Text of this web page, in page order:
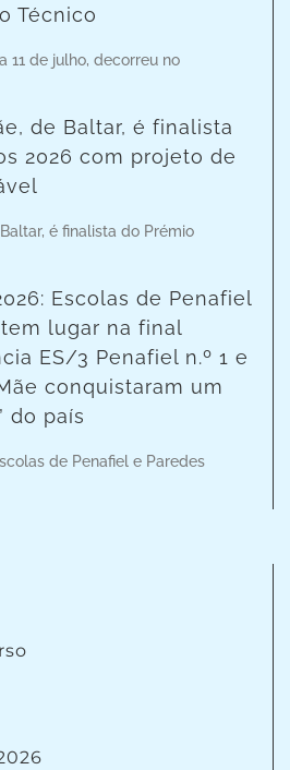
Técnico
11 de julho, decorreu no
de Baltar, é finalista
2026 com projeto de
é finalista do Prémio
Escolas de Penafiel
lugar na final
ES/3 Penafiel n.º 1 e
conquistaram um
do país
de Penafiel e Paredes